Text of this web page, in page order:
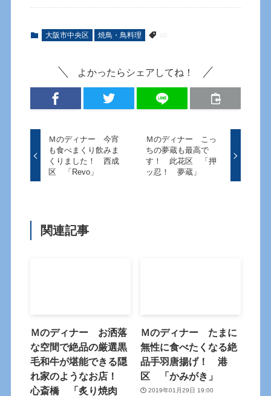
大阪市中央区 焼鳥・鳥料理
よかったらシェアしてね！
Ｍのディナー 今宵
も食べまくり飲みま
くりました！ 西成
区 「Revo」
Ｍのディナー こっ
ちの夢蔵も最高で
す！ 此花区 「押
ッ忍！ 夢蔵」
関連記事
Ｍのディナー お洒落
な空間で絶品の厳選黒
毛和牛が堪能できる隠
れ家のようなお店！
心斎橋 「炙り焼肉
Ｍのディナー たまに
無性に食べたくなる絶
品手羽唐揚げ！ 港
区 「かみがき」
2019年01月29日 19:00